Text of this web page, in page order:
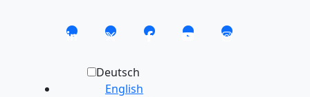
Deutsch
English